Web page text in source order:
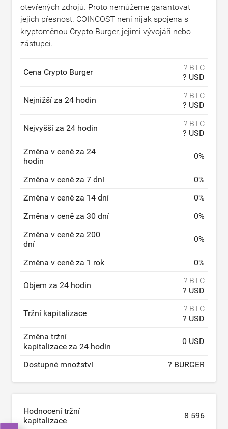
otevřených zdrojů. Proto nemůžeme garantovat
jejich přesnost. COINCOST není nijak spojena s
kryptoměnou Crypto Burger, jejími vývojáři nebo
zástupci.
Cena Crypto Burger
? BTC
? USD
Nejnižší za 24 hodin
? BTC
? USD
Nejvyšší za 24 hodin
? BTC
? USD
Změna v ceně za 24
hodin
0%
Změna v ceně za 7 dní 0%
Změna v ceně za 14 dní
0%
Změna v ceně za 30 dní
0%
Změna v ceně za 200
dní
0%
Změna v ceně za 1 rok 0%
Objem za 24 hodin
? BTC
? USD
Tržní kapitalizace
? BTC
? USD
Změna tržní
kapitalizace za 24 hodin
0 USD
Dostupné množství ? BURGER
Hodnocení tržní
kapitalizace
8 596